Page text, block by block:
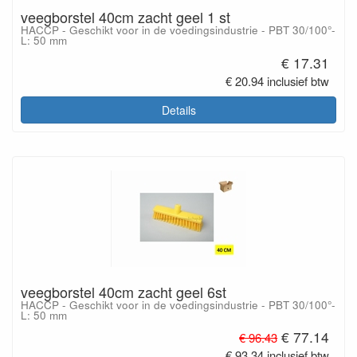
veegborstel 40cm zacht geel 1 st
HACCP - Geschikt voor in de voedingsindustrie - PBT 30/100°-
L: 50 mm
€ 17.31
€ 20.94 inclusief btw
Details
veegborstel 40cm zacht geel 6st
HACCP - Geschikt voor in de voedingsindustrie - PBT 30/100°-
L: 50 mm
€ 96.43 € 77.14